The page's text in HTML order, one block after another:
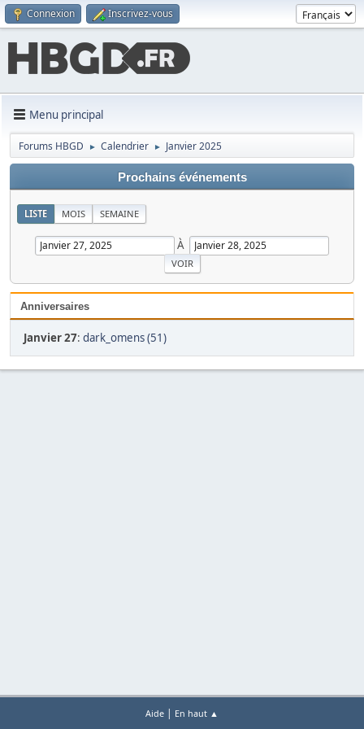
Connexion Inscrivez-vous
Menu principal
Forums HBGD ► Calendrier ► Janvier 2025
Prochains événements
LISTE MOIS SEMAINE
À
Anniversaires
Janvier 27: dark_omens (51)
Aide | En haut ▲